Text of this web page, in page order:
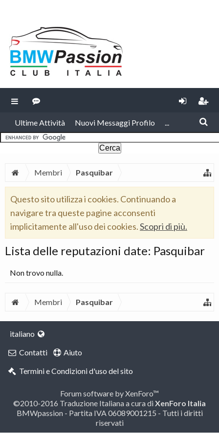
Ultime Attività Nuovi Messaggi Profilo ...
Membri Pasquibar
Questo sito utilizza i cookies. Continuando a
navigare tra queste pagine acconsenti
implicitamente all'uso dei cookies.Scopri di più.
Lista delle reputazioni date: Pasquibar
Non trovo nulla.
Membri Pasquibar
italiano
Contatti
Aiuto
Termini e Condizioni d'uso del sito
Forum software by XenForo™
©2010-2016 Traduzione Italiana a cura diXenForo Italia
BMWpassion - Partita IVA 06089001215 - Tutti i diritti
riservati